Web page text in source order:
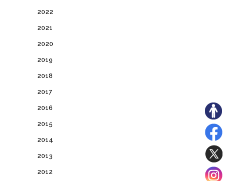
2022
2021
2020
2019
2018
2017
2016
2015
2014
2013
2012